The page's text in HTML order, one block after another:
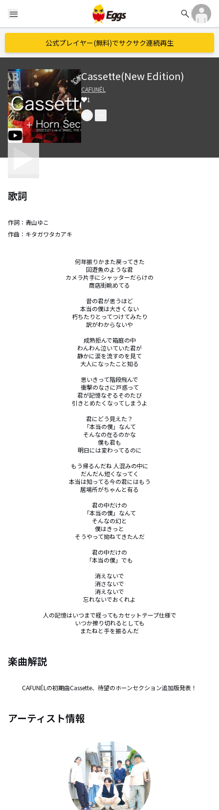
menu search
公式プレイヤー(無料)でサクサク連続再生
Cassette(New Edition)
CAFUNÉL
1
歌詞
作詞： 青山ゆこ
作曲： キタガワタカアキ
何年振りかまた戻ってきた
回遊魚のような君
カメラ片手にシャッターだらけの
商店街眺めてる
昔の君が思うほど
本当の僕は大きくない
朽ちたりとってつけてみたり
訳がわからないや
成熟拒んで箱庭の中
わんわん泣いていた君が
静かに涙を流すのを見て
大人になったこと知る
思いきって階段飛んで
衝撃のなさに戸惑って
君が記憶なぞるそのたび
引きとめたくなってしまうよ
君にどう見えた？
「本当の僕」なんて
そんなの在るのかな
僕も君も
明日には変わってるのに
もう帰るんだね 人混みの中に
だんだん短くなってく
本当は知ってる今の君にはもう
居場所がちゃんと有る
君の中だけの
「本当の僕」なんて
そんなの幻と
僕はきっと
そうやって拗ねてきたんだ
君の中だけの
「本当の僕」でも
消えないで
消さないで
消えないで
忘れないでおくれよ
人の記憶はいつまで経ってもカセットテープ仕様で
いつか擦り切れるとしても
またねと手を振るんだ
楽曲解説
CAFUNÉLの初期曲Cassette、待望のホーンセクション追加版発表！
アーティスト情報